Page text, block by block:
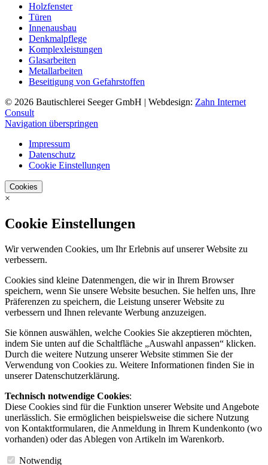
Holzfenster
Türen
Innenausbau
Denkmalpflege
Komplexleistungen
Glasarbeiten
Metallarbeiten
Beseitigung von Gefahrstoffen
© 2026 Bautischlerei Seeger GmbH | Webdesign: Zahn Internet
Consult
Navigation überspringen
Impressum
Datenschutz
Cookie Einstellungen
Cookies
×
Cookie Einstellungen
Wir verwenden Cookies, um Ihr Erlebnis auf unserer Website zu
verbessern.
Cookies sind kleine Datenmengen, die wir in Ihrem Browser
speichern, wenn Sie unsere Website besuchen. Sie helfen uns, Ihre
Präferenzen zu speichern, die Leistung unserer Website zu
verbessern und Ihnen relevante Werbung anzuzeigen.
Sie können auswählen, welche Cookies Sie akzeptieren möchten,
indem Sie unten auf die Schaltfläche „Auswahl anpassen“ klicken.
Durch die weitere Nutzung unserer Website stimmen Sie der
Verwendung von Cookies zu. Weitere Informationen finden Sie in
unserer Datenschutzerklärung.
Technisch notwendige Cookies:
Diese Cookies sind für die Funktion unserer Website und Angebote
unerlässlich. Sie ermöglichen beispielsweise die sichere Nutzung
von Kontaktformularen, die Anmeldung in Ihrem Kundenkonto (wo
vorhanden) oder das Ablegen von Artikeln im Warenkorb.
Notwendig